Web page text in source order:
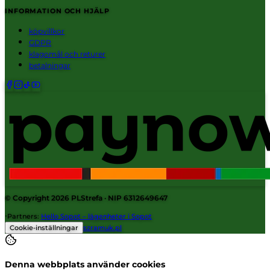
INFORMATION OCH HJÄLP
köpvillkor
GDPR
klagomål och returer
betalningar
© Copyright 2026 PLStrefa · NIP 6312649647
·Partners: Hello Sopot – lägenheter i Sopot
Cookie-inställningar szramuk.pl
Denna webbplats använder cookies